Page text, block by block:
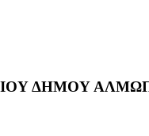
ΔΗΜΟΥ